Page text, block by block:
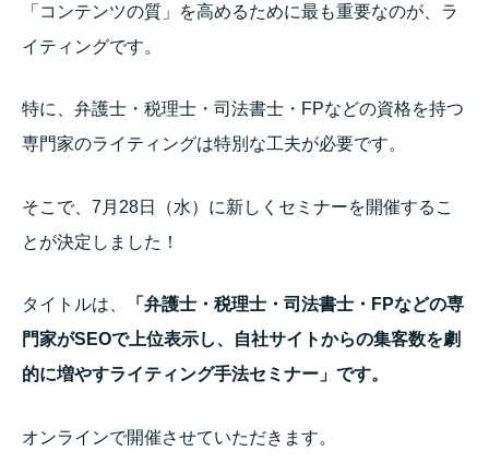
「コンテンツの質」を高めるために最も重要なのが、ラ
イティングです。
特に、弁護士・税理士・司法書士・FPなどの資格を持つ
専門家のライティングは特別な工夫が必要です。
そこで、7月28日（水）に新しくセミナーを開催するこ
とが決定しました！
タイトルは、
「弁護士・税理士・司法書士・FPなどの専
門家がSEOで上位表示し、自社サイトからの集客数を劇
的に増やすライティング手法セミナー」です。
オンラインで開催させていただきます。